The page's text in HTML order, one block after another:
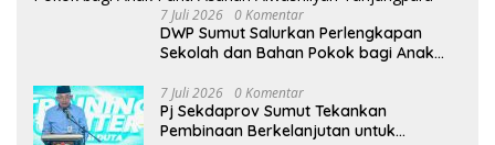
7 Juli 2026 0 Komentar
DWP Sumut Salurkan Perlengkapan
Sekolah dan Bahan Pokok bagi Anak
7 Juli 2026 0 Komentar
Pj Sekdaprov Sumut Tekankan
Pembinaan Berkelanjutan untuk